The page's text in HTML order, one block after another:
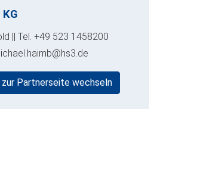
|| Tel. +49 523 1458200
zur Partnerseite wechseln